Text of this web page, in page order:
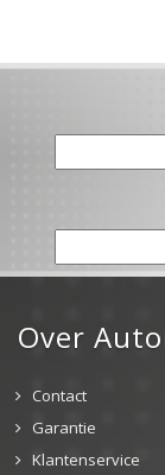
Over
Contact
Garantie
Klantenservice